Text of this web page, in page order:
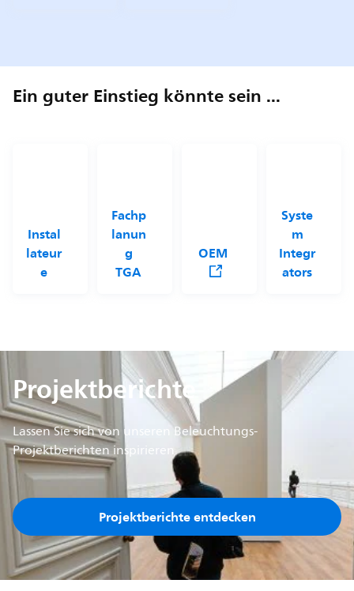
Ein guter Einstieg könnte sein ...
Instal
lateur
e
Fachp
lanun
g
TGA
OEM
Syste
m
Integr
ators
Projektberichte
Lassen Sie sich von unseren Beleuchtungs-
Projektberichten inspirieren
Projektberichte entdecken